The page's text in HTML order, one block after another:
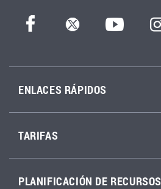
ENLACES RÁPIDOS
TARIFAS
PLANIFICACIÓN DE RECURSOS